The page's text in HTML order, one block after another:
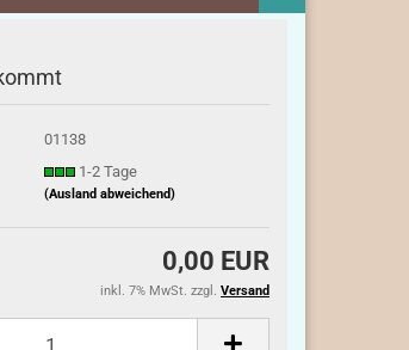
01138
1-2 Tage
(Ausland abweichend)
0,00 EUR
inkl. 7% MwSt. zzgl. Versand